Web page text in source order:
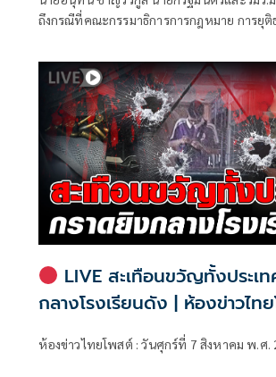
ถึงกรณีที่คณะกรรมาธิการการกฎหมาย การยุติ
กรรมาธิการ มีการอ้างชื่อนายกรัฐมนตรี เข้าไ
ทุจริตสอบท้องถิ่น
LIVE สะเทือนขวัญทั้งประเ
กลางโรงเรียนดัง | ห้องข่าวไท
ห้องข่าวไทยโพสต์ : วันศุกร์ที่ 7 สิงหาคม พ.ศ.